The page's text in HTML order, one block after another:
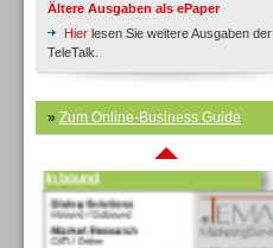
Ältere Ausgaben als ePaper
Hier lesen Sie weitere Ausgaben der
TeleTalk.
» Zum Online-Business Guide
Inbound